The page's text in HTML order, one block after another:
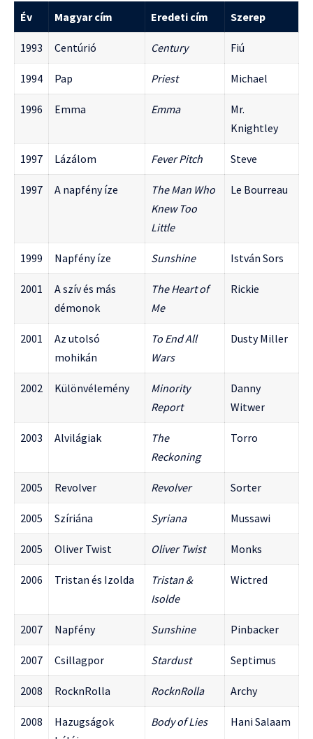
Év
Magyar cím Eredeti cím Szerep
1993 Centúrió Century Fiú
1994 Pap Priest Michael
1996 Emma Emma
Mr.
Knightley
1997 Lázálom Fever Pitch Steve
1997 A napfény íze
The Man Who
Knew Too
Little
Le Bourreau
1999 Napfény íze Sunshine István Sors
2001
A szív és más
démonok
The Heart of
Me
Rickie
2001
Az utolsó
mohikán
To End All
Wars
Dusty Miller
2002 Különvélemény
Minority
Report
Danny
Witwer
2003 Alvilágiak
The
Reckoning
Torro
2005 Revolver Revolver Sorter
2005 Szíriána Syriana Mussawi
2005 Oliver Twist Oliver Twist Monks
2006 Tristan és Izolda
Tristan &
Isolde
Wictred
2007 Napfény Sunshine Pinbacker
2007 Csillagpor Stardust Septimus
2008 RocknRolla RocknRolla Archy
2008
Hazugságok
Body of Lies Hani Salaam